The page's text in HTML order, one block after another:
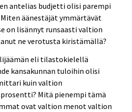
antelias budjetti olisi parempi
äänestäjät ymmärtävät
on lisännyt runsaasti valtion
ne verotusta kiristämällä?
eli tilastokielellä
kansakunnan tuloihin olisi
kuin valtion
Mitä pienempi tämä
ovat valtion menot valtion